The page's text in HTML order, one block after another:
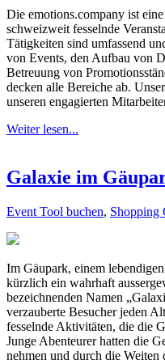
Die emotions.company ist
schweizweit fesselnde
Tätigkeiten sind umfassend
von Events, den Aufbau von
Betreuung von
decken alle Bereiche ab.
unseren engagierten
Weiter lesen...
Galaxie im
Event Tool buchen, Shopping
Im Gäupark, einem
kürzlich ein wahrhaft
bezeichnenden Namen
verzauberte Besucher jeden
fesselnde Aktivitäten, die die
Junge Abenteurer hatten die
nehmen und durch die